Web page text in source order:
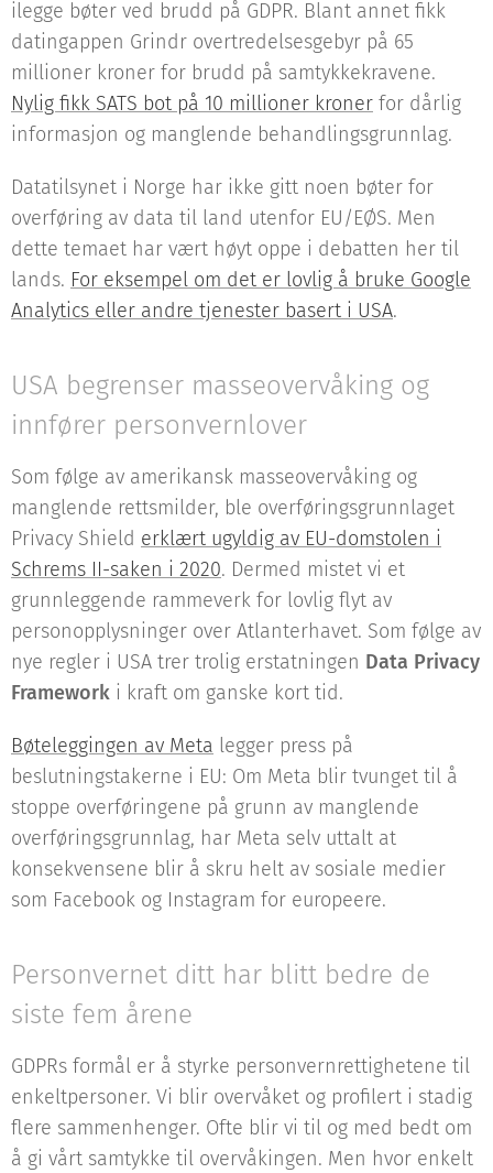
ilegge bøter ved brudd på GDPR. Blant annet fikk
datingappen Grindr overtredelsesgebyr på 65
millioner kroner for brudd på samtykkekravene.
Nylig fikk SATS bot på 10 millioner kroner for dårlig
informasjon og manglende behandlingsgrunnlag.
Datatilsynet i Norge har ikke gitt noen bøter for
overføring av data til land utenfor EU/EØS. Men
dette temaet har vært høyt oppe i debatten her til
lands. For eksempel om det er lovlig å bruke Google
Analytics eller andre tjenester basert i USA.
USA begrenser masseovervåking og
innfører personvernlover
Som følge av amerikansk masseovervåking og
manglende rettsmilder, ble overføringsgrunnlaget
Privacy Shield erklært ugyldig av EU-domstolen i
Schrems II-saken i 2020. Dermed mistet vi et
grunnleggende rammeverk for lovlig flyt av
personopplysninger over Atlanterhavet. Som følge av
nye regler i USA trer trolig erstatningen Data Privacy
Framework i kraft om ganske kort tid.
Bøteleggingen av Meta legger press på
beslutningstakerne i EU: Om Meta blir tvunget til å
stoppe overføringene på grunn av manglende
overføringsgrunnlag, har Meta selv uttalt at
konsekvensene blir å skru helt av sosiale medier
som Facebook og Instagram for europeere.
Personvernet ditt har blitt bedre de
siste fem årene
GDPRs formål er å styrke personvernrettighetene til
enkeltpersoner. Vi blir overvåket og profilert i stadig
flere sammenhenger. Ofte blir vi til og med bedt om
å gi vårt samtykke til overvåkingen. Men hvor enkelt